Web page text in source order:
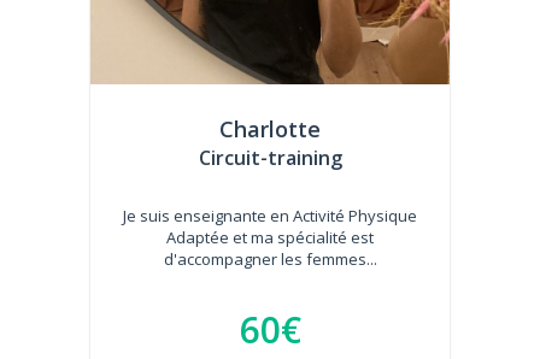
Charlotte
Circuit-training
Je suis enseignante en Activité Physique
Adaptée et ma spécialité est
d'accompagner les femmes...
60€